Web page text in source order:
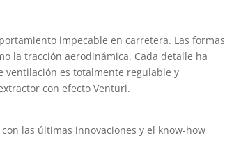
impecable en carretera. Las formas
la tracción aerodinámica. Cada detalle ha
ventilación es totalmente regulable y
con efecto Venturi.
con las últimas innovaciones y el know-how